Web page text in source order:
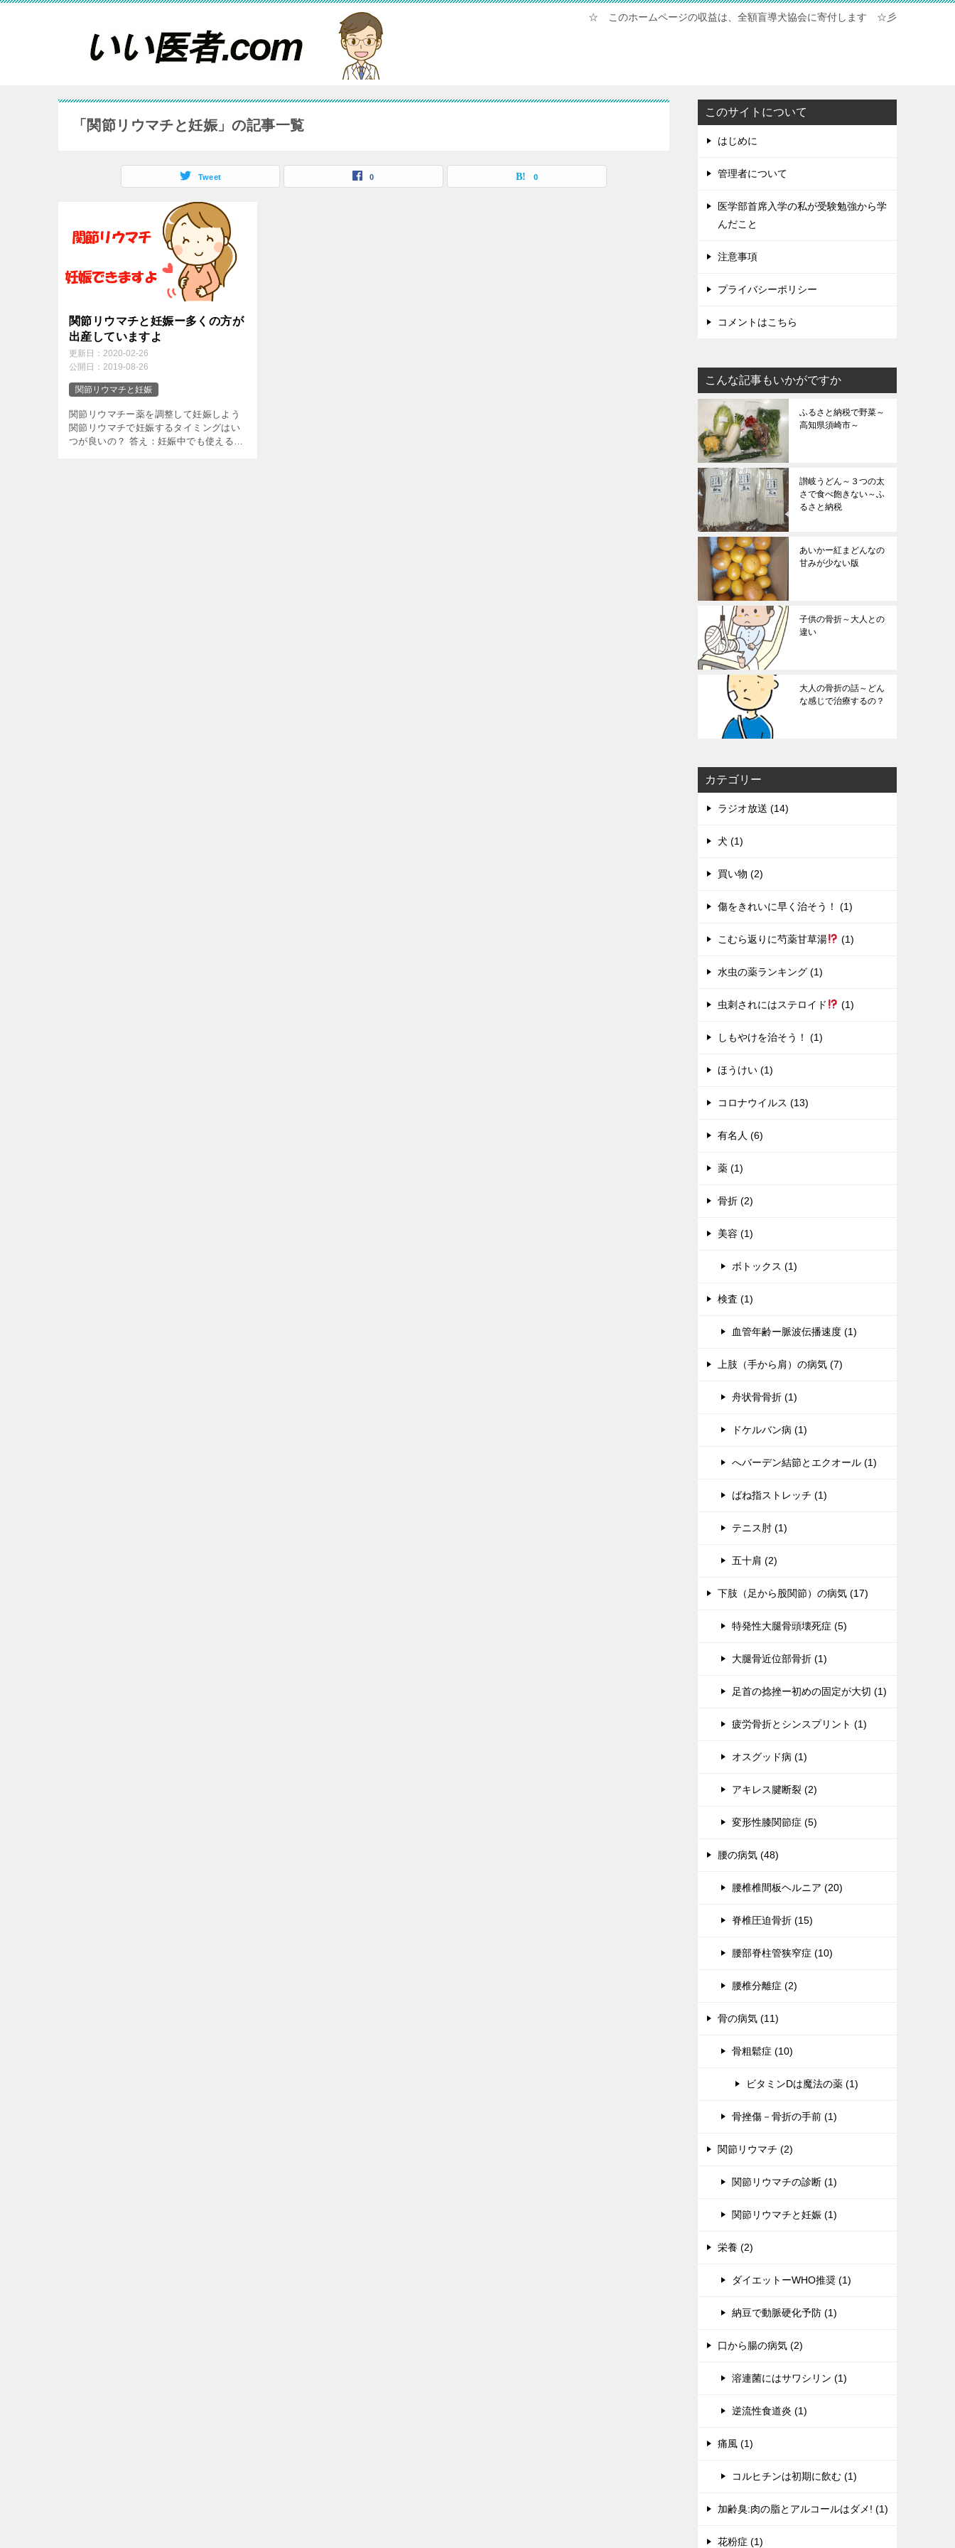
☆ このホームページの収益は、全額盲導犬協会に寄付します ☆彡
「関節リウマチと妊娠」の記事一覧
Tweet 0 0
関節リウマチと妊娠ー多くの方が
出産していますよ
更新日： 2020-02-26
公開日： 2019-08-26
関節リウマチと妊娠
関節リウマチー薬を調整して妊娠しよう
関節リウマチで妊娠するタイミングはい
つが良いの？ 答え：妊娠中でも使える薬
このサイトについて
はじめに
管理者について
医学部首席入学の私が受験勉強から学
んだこと
注意事項
プライバシーポリシー
コメントはこちら
こんな記事もいかがですか
ふるさと納税で野菜～
高知県須崎市～
讃岐うどん～３つの太
さで食べ飽きない～ふ
るさと納税
あいかー紅まどんなの
甘みが少ない版
子供の骨折～大人との
違い
大人の骨折の話～どん
な感じで治療するの？
カテゴリー
ラジオ放送 (14)
犬 (1)
買い物 (2)
傷をきれいに早く治そう！ (1)
こむら返りに芍薬甘草湯 (1)
水虫の薬ランキング (1)
虫刺されにはステロイド (1)
しもやけを治そう！ (1)
ほうけい (1)
コロナウイルス (13)
有名人 (6)
薬 (1)
骨折 (2)
美容 (1)
ボトックス (1)
検査 (1)
血管年齢ー脈波伝播速度 (1)
上肢（手から肩）の病気 (7)
舟状骨骨折 (1)
ドケルバン病 (1)
へバーデン結節とエクオール (1)
ばね指ストレッチ (1)
テニス肘 (1)
五十肩 (2)
下肢（足から股関節）の病気 (17)
特発性大腿骨頭壊死症 (5)
大腿骨近位部骨折 (1)
足首の捻挫ー初めの固定が大切 (1)
疲労骨折とシンスプリント (1)
オスグッド病 (1)
アキレス腱断裂 (2)
変形性膝関節症 (5)
腰の病気 (48)
腰椎椎間板ヘルニア (20)
脊椎圧迫骨折 (15)
腰部脊柱管狭窄症 (10)
腰椎分離症 (2)
骨の病気 (11)
骨粗鬆症 (10)
ビタミンDは魔法の薬 (1)
骨挫傷－骨折の手前 (1)
関節リウマチ (2)
関節リウマチの診断 (1)
関節リウマチと妊娠 (1)
栄養 (2)
ダイエットーWHO推奨 (1)
納豆で動脈硬化予防 (1)
口から腸の病気 (2)
溶連菌にはサワシリン (1)
逆流性食道炎 (1)
痛風 (1)
コルヒチンは初期に飲む (1)
加齢臭:肉の脂とアルコールはダメ! (1)
花粉症 (1)